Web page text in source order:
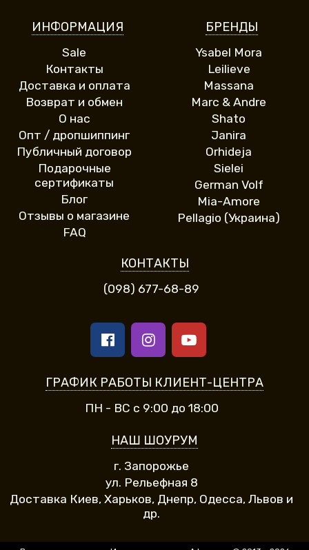
ИНФОРМАЦИЯ
Sale
Контакты
Доставка и оплата
Возврат и обмен
О нас
Опт / дропшиппинг
Публичный договор
Подарочные
сертификаты
Блог
Отзывы о магазине
FAQ
БРЕНДЫ
Ysabel Mora
Leilieve
Massana
Marc & Andre
Shato
Janira
Orhideja
Sielei
German Volf
Mia-Amore
Pellagio (Украина)
КОНТАКТЫ
(098) 677-68-89
ГРАФИК РАБОТЫ КЛИЕНТ-ЦЕНТРА
ПН - ВС с 9:00 до 18:00
НАШ ШОУРУМ
г. Запорожье
ул. Рельефная 8
Доставка Киев, Харьков, Днепр, Одесса, Львов и
др.